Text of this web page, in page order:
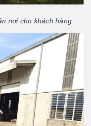
nơi cho khách hàng